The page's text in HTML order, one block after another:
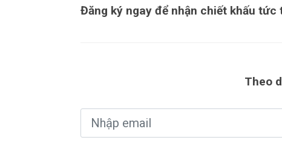
Đăng ký ngay để nhận chiết khấu tức
Theo